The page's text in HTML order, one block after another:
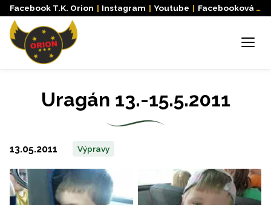
Facebook T.K. Orion | Instagram | Youtube | Facebooková skupina
Menu
Uragán 13.-15.5.2011
13.05.2011 Výpravy